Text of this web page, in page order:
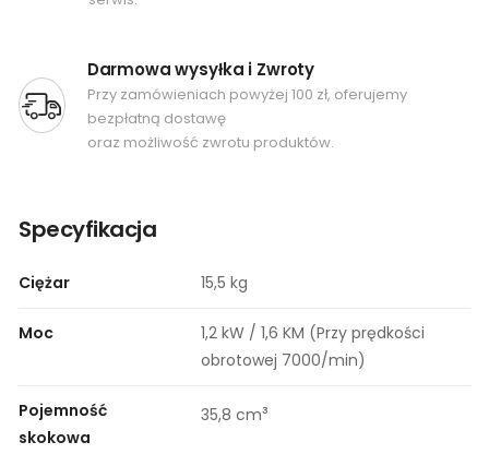
Darmowa wysyłka i Zwroty
Przy zamówieniach powyżej 100 zł, oferujemy
bezpłatną dostawę
oraz możliwość zwrotu produktów.
Specyfikacja
Ciężar 15,5 kg
Moc
1,2 kW / 1,6 KM (Przy prędkości
obrotowej 7000/min)
Pojemność
skokowa
35,8 cm³